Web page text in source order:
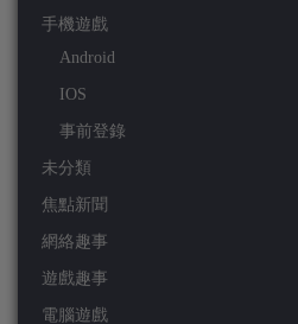
手機遊戲
Android
IOS
事前登錄
未分類
焦點新聞
網絡趣事
遊戲趣事
電腦遊戲